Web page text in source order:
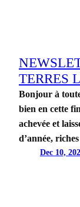
TERRES
Bonjour à
bien en cette
achevée et
d’année,
Dec 10,